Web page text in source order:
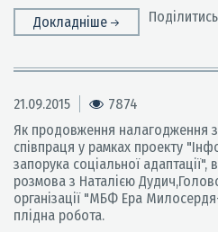
Докладніше
21.09.2015
7874
Як продовження налагодження
співпраця у рамках проекту
запорука соціальної
розмова з Наталією
організації "МБФ Ера
плідна робота.